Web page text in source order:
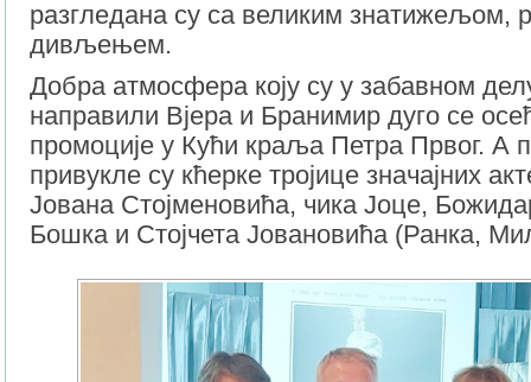
разгледана су са великим знатижељом,
дивљењем.
Добра атмосфера коју су у забавном
направили Вјера и Бранимир дуго се
промоције у Кући краља Петра Првог. А
привукле су кћерке тројице значајних
Јована Стојменовића, чика Јоце,
Бошка и Стојчета Јовановића (Ранка,